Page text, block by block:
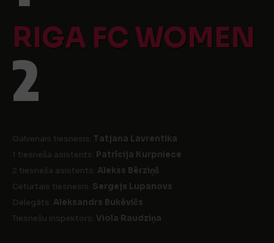
RIGA FC WOMEN
2
Galvenais tiesnesis: Tatjana Lavrentika
1 tiesneša asistents: Patrīcija Kurpniece
2 tiesneša asistents: Alekss Bērziņš
Ceturtais tiesnesis: Sergejs Lupanovs
Delegāts: Aleksandrs Bukēvičs
Tiesnešu inspektors: Viola Raudziņa